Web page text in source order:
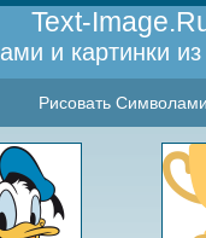
Text-
и картинки
Рисовать Символами